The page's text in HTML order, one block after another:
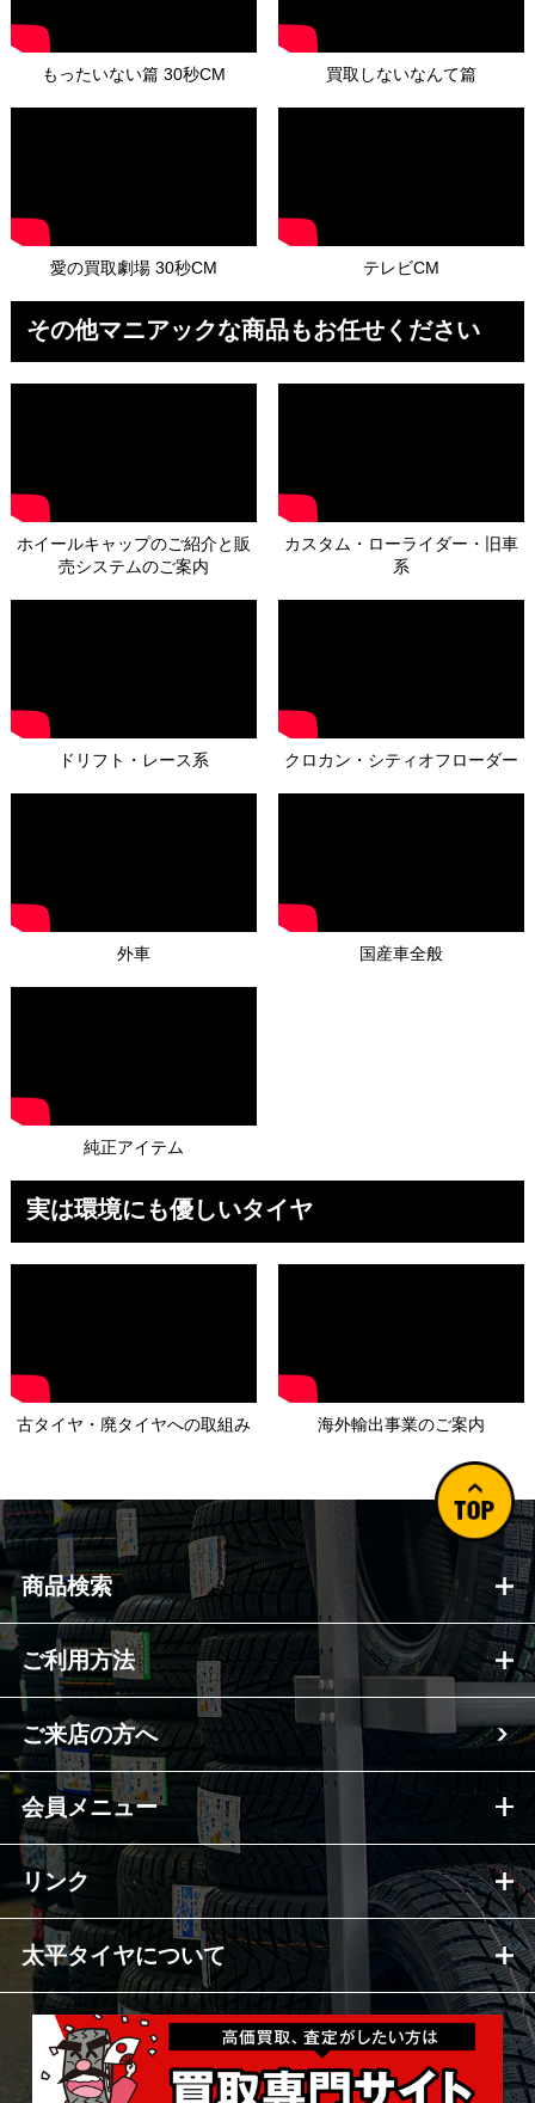
もったいない篇 30秒CM 買取しないなんて篇
愛の買取劇場 30秒CM テレビCM
その他マニアックな商品もお任せください
ホイールキャップのご紹介と販
売システムのご案内
カスタム・ローライダー・旧車
系
ドリフト・レース系 クロカン・シティオフローダー
外車 国産車全般
純正アイテム
実は環境にも優しいタイヤ
古タイヤ・廃タイヤへの取組み 海外輸出事業のご案内
商品検索
ご利用方法
ご来店の方へ
会員メニュー
リンク
太平タイヤについて